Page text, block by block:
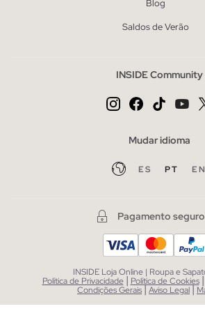
Blog
Saldos de Verão
INSIDE Community
Mudar idioma
ES PT EN
Pagamento seguro
INSIDE Loja Online | Roupa e
Política de Privacidade | Política de Cookies |
Condições Gerais|Aviso Legal|